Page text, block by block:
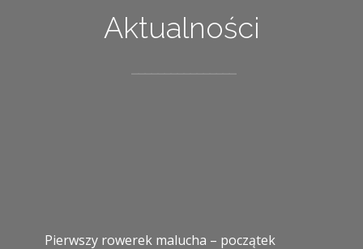
Aktualności
Pierwszy rowerek malucha – początek